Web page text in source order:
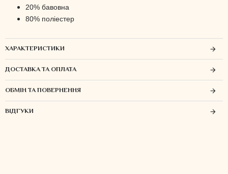
20% бавовна
80% поліестер
ХАРАКТЕРИСТИКИ
ДОСТАВКА ТА ОПЛАТА
ОБМІН ТА ПОВЕРНЕННЯ
ВІДГУКИ